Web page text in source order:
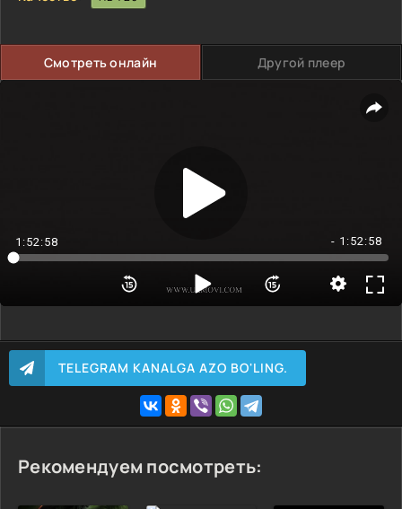
Смотреть онлайн Другой плеер
1:52:58 - 1:52:58
TELEGRAM KANALGA AZO BO'LING.
Рекомендуем посмотреть: